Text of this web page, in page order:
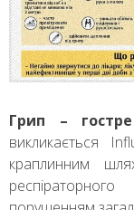
Грип –
викликається
краплинним